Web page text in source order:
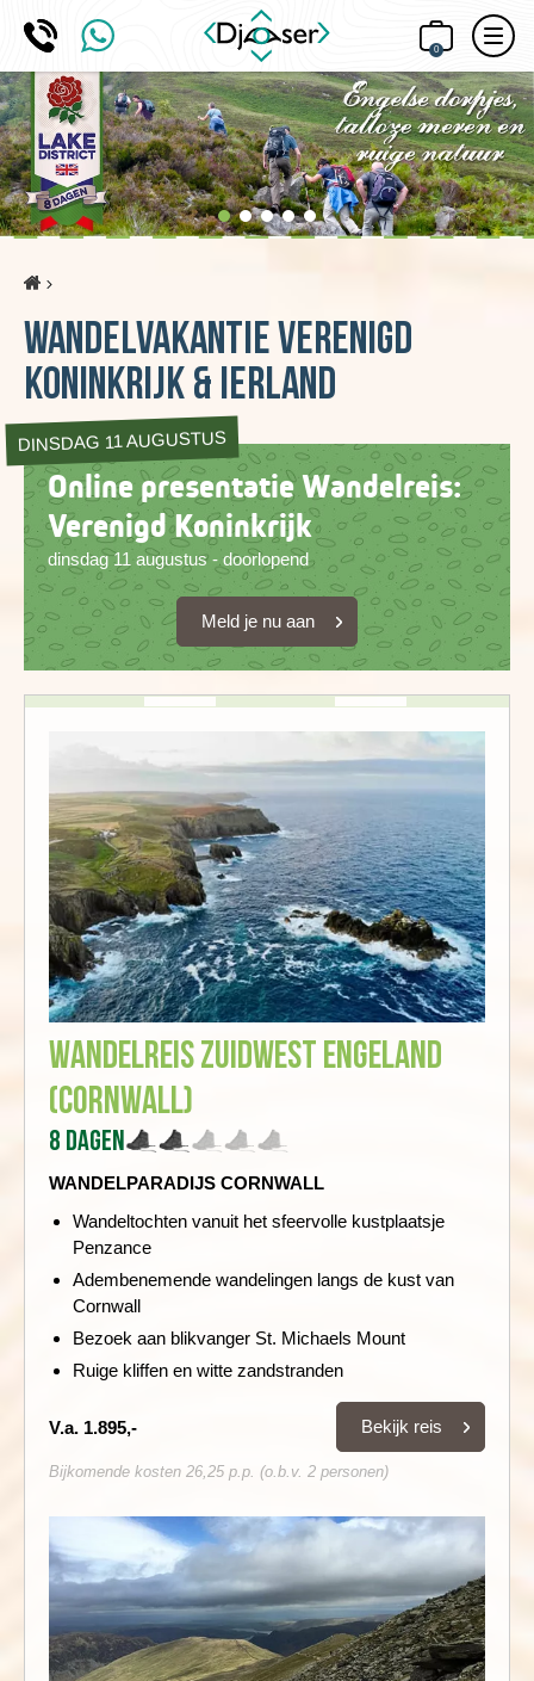
0
Home
Wandelvakantie Verenigd
Koninkrijk & Ierland
DINSDAG 11 AUGUSTUS
Online presentatie Wandelreis:
Verenigd Koninkrijk
dinsdag 11 augustus - doorlopend
Meld je nu aan
Wandelreis Zuidwest Engeland
(Cornwall)
8 dagen
WANDELPARADIJS CORNWALL
Wandeltochten vanuit het sfeervolle kustplaatsje
Penzance
Adembenemende wandelingen langs de kust van
Cornwall
Bezoek aan blikvanger St. Michaels Mount
Ruige kliffen en witte zandstranden
V.a. 1.895,- Bekijk reis
Bijkomende kosten 26,25 p.p. (o.b.v. 2 personen)